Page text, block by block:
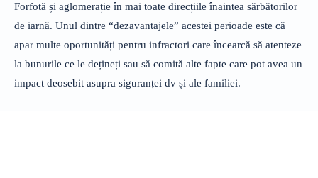
Forfotă și aglomerație în mai toate direcțiile înaintea sărbătorilor
de iarnă. Unul dintre “dezavantajele” acestei perioade este că
apar multe oportunități pentru infractori care încearcă să atenteze
la bunurile ce le dețineți sau să comită alte fapte care pot avea un
impact deosebit asupra siguranței dv și ale familiei.